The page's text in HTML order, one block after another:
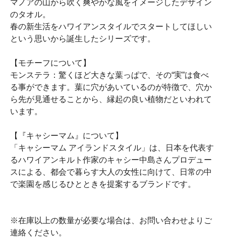
マノアの山から吹く爽やかな風をイメージしたデザイン
のタオル。
春の新生活をハワイアンスタイルでスタートしてほしい
という思いから誕生したシリーズです。
【モチーフについて】
モンステラ：驚くほど大きな葉っぱで、その“実”は食べ
る事ができます。葉に穴があいているのが特徴で、穴か
ら先が見通せることから、縁起の良い植物だといわれて
います。
【『キャシーマム』について】
「キャシーマム アイランドスタイル」は、日本を代表す
るハワイアンキルト作家のキャシー中島さんプロデュー
スによる、都会で暮らす大人の女性に向けて、日常の中
で楽園を感じるひとときを提案するブランドです。
※在庫以上の数量が必要な場合は、お問い合わせよりご
連絡ください。